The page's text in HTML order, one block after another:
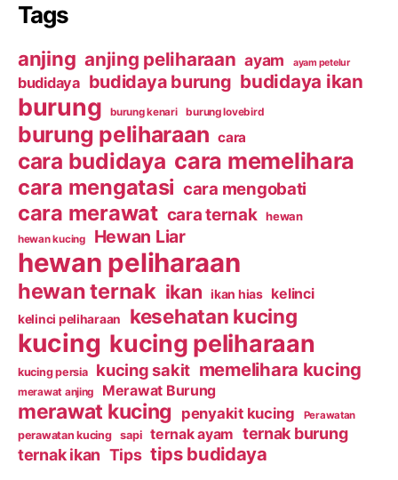
Tags
anjing anjing peliharaan ayam ayam petelur
budidaya budidaya burung budidaya ikan
burung burung kenari burung lovebird
burung peliharaan cara
cara budidaya cara memelihara
cara mengatasi cara mengobati
cara merawat cara ternak hewan
hewan kucing Hewan Liar
hewan peliharaan
hewan ternak ikan ikan hias kelinci
kelinci peliharaan kesehatan kucing
kucing kucing peliharaan
kucing persia kucing sakit memelihara kucing
merawat anjing Merawat Burung
merawat kucing penyakit kucing Perawatan
perawatan kucing sapi ternak ayam ternak burung
ternak ikan Tips tips budidaya